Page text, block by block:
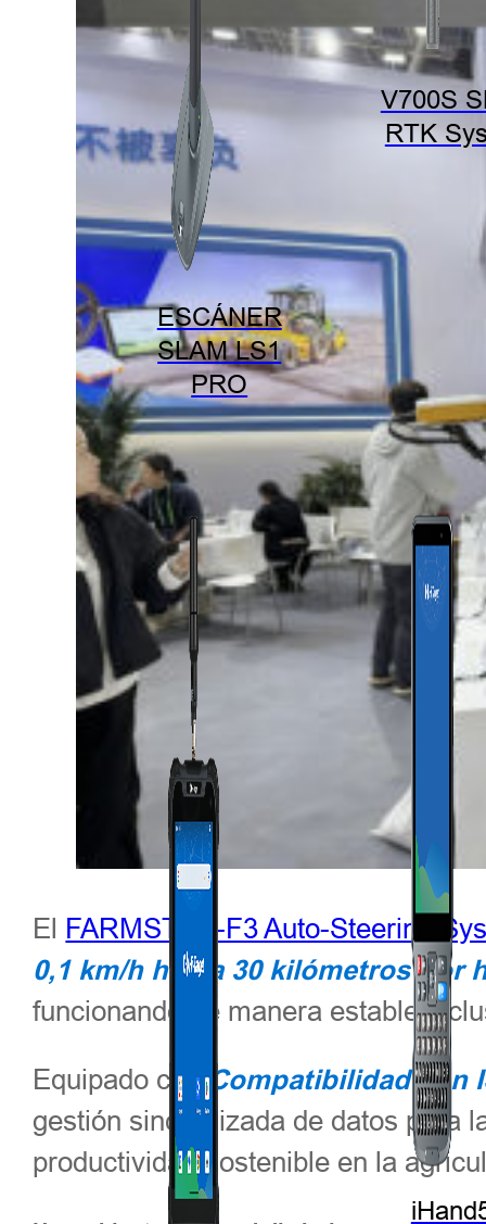
ESCÁNER
SLAM LS1
PRO
V700S
RTK
El FARMSTAR-F3 Auto-Steering
0,1 km/h hasta 30 kilómetros por
funcionando de manera estable
Equipado conCompatibilidad con
gestión sincronizada de datos para
productividad sostenible en la